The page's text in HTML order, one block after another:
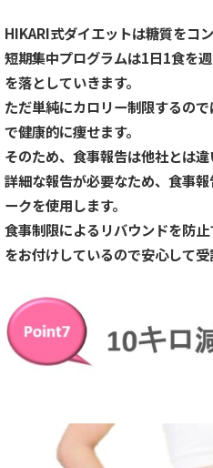
HIKARI式ダイエットは糖質をコ
短期集中プログラムは1日1食を
を落としていきます。
ただ単純にカロリー制限するの
で健康的に痩せます。
そのため、食事報告は他社とは違
詳細な報告が必要なため、食事
ークを使用します。
食事制限によるリバウンドを防
をお付けしているので安心して受